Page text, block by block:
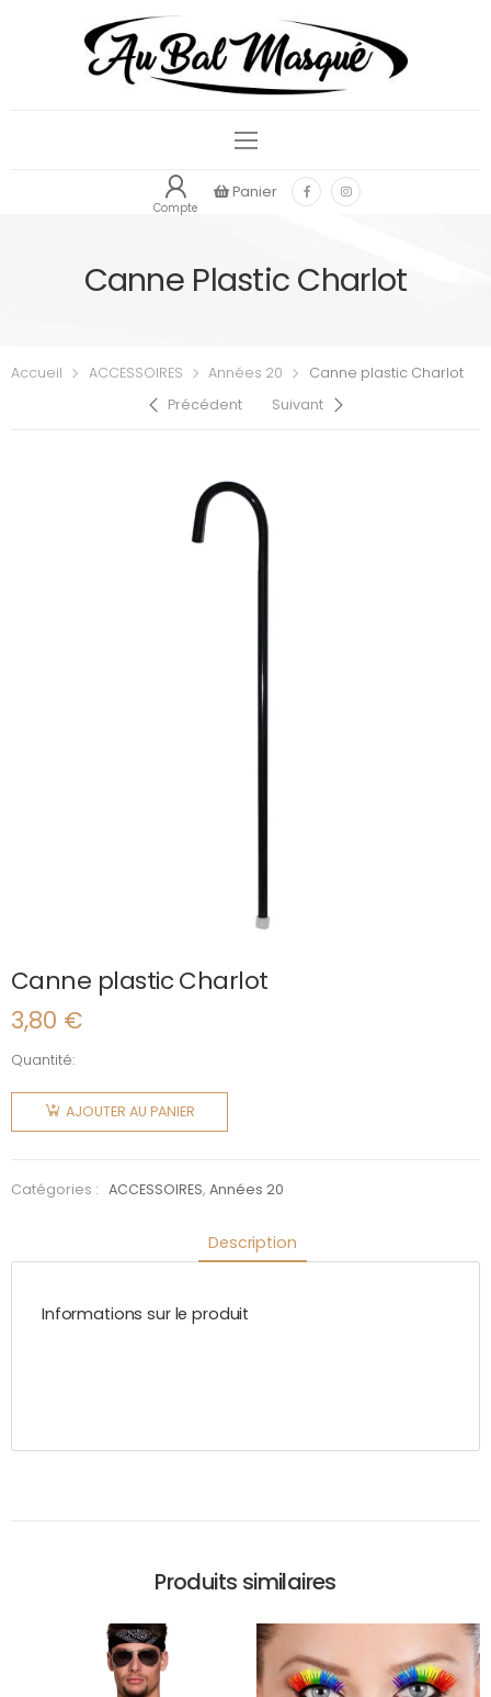
Compte
Panier
Canne Plastic Charlot
Accueil ACCESSOIRES Années 20
Canne plastic Charlot
Précédent
Suivant
Canne plastic Charlot
3,80 €
Quantité:
quantité
Canne
Charlot
AJOUTER AU PANIER
Catégories : ACCESSOIRES,Années 20
Description
Informations sur le produit
Produits similaires